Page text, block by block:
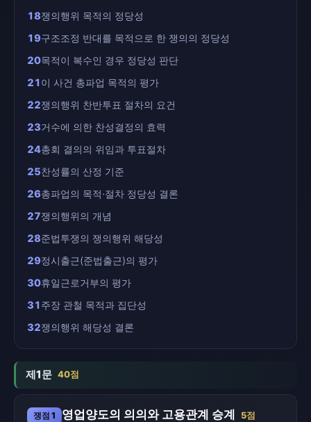
18쟁의행위 목적의 정당성
19구조조정 반대를 목적으로 한 쟁의의 정당성
20목적이 복수인 경우 정당성 판단
21이 사건 총파업 목적의 평가
22쟁의행위 찬반투표 절차의 요건
23거수에 의한 찬성결정의 효력
24총회 결의의 위임과 투표절차
25찬성률의 산정 기준
26총파업의 목적·절차 정당성 결론
27쟁의행위의 개념
28준법투쟁의 쟁의행위 해당성
29정시출근(준법출근)의 평가
30휴일근로거부의 평가
31주장 관철 목적과 집단성
32쟁의행위 해당성 결론
제1문 40점
쟁점 1 영업양도의 의의와 고용관계 승계 5점